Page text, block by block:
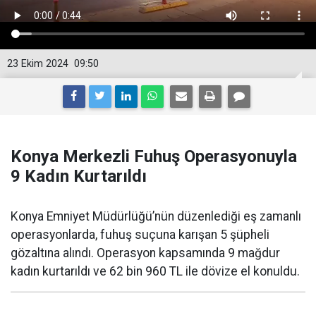
09:50
23 Ekim 2024
Konya Merkezli Fuhuş Operasyonuyla
9 Kadın Kurtarıldı
Konya Emniyet Müdürlüğü’nün düzenlediği eş zamanlı
operasyonlarda, fuhuş suçuna karışan 5 şüpheli
gözaltına alındı. Operasyon kapsamında 9 mağdur
kadın kurtarıldı ve 62 bin 960 TL ile dövize el konuldu.